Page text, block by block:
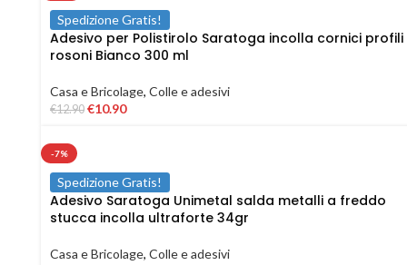
Spedizione Gratis!
Adesivo per Polistirolo Saratoga incolla cornici profili
rosoni Bianco 300 ml
Casa e Bricolage, Colle e adesivi
€12.90 €10.90
-7%
Spedizione Gratis!
Adesivo Saratoga Unimetal salda metalli a freddo
stucca incolla ultraforte 34gr
Casa e Bricolage, Colle e adesivi